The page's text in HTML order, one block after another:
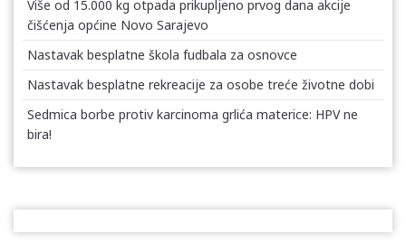
Više od 15.000 kg otpada prikupljeno prvog dana akcije
čišćenja općine Novo Sarajevo
Nastavak besplatne škola fudbala za osnovce
Nastavak besplatne rekreacije za osobe treće životne dobi
Sedmica borbe protiv karcinoma grlića materice: HPV ne
bira!